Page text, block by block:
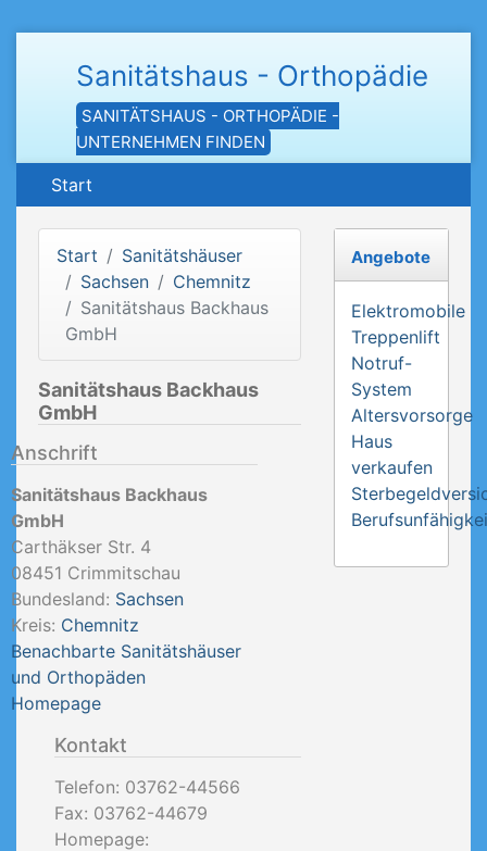
Sanitätshaus - Orthopädie
SANITÄTSHAUS - ORTHOPÄDIE -
UNTERNEHMEN FINDEN
Start
Start
Sanitätshäuser
Sachsen
Chemnitz
Sanitätshaus Backhaus
GmbH
Sanitätshaus Backhaus
GmbH
Anschrift
Sanitätshaus Backhaus
GmbH
Carthäkser Str. 4
08451 Crimmitschau
Bundesland: Sachsen
Kreis: Chemnitz
Benachbarte Sanitätshäuser
und Orthopäden
Homepage
Kontakt
Telefon: 03762-44566
Fax: 03762-44679
Homepage:
Angebote
Elektromobile
Treppenlift
Notruf-
System
Altersvorsorge
Haus
verkaufen